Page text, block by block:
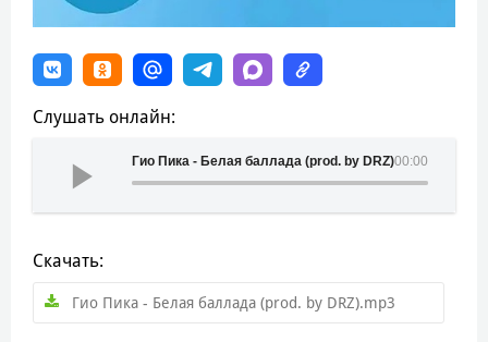
Слушать онлайн:
00:00
Гио Пика - Белая баллада (prod. by DRZ)
Скачать:
Гио Пика - Белая баллада (prod. by DRZ).mp3